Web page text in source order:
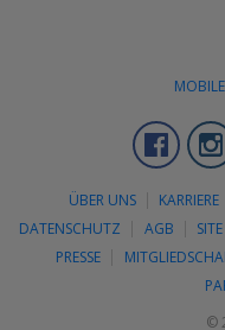
ÜBER UNS KARRIERE
DATENSCHUTZ
AGB
PRESSE
©